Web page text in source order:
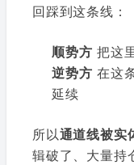
回踩到这条线：
顺势方 把这
逆势方 在这
延续
所以通道线被实
辑破了、大量持